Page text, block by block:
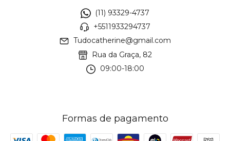
(11) 93329-4737
+5511933294737
Tudocatherine@gmail.com
Rua da Graça, 82
09:00-18:00
Formas de pagamento